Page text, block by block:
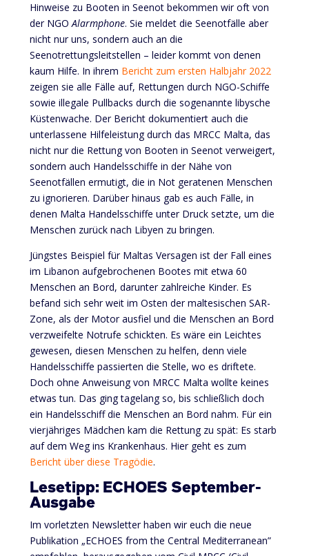
Hinweise zu Booten in Seenot bekommen wir oft von
der NGOAlarmphone. Sie meldet die Seenotfälle aber
nicht nur uns, sondern auch an die
Seenotrettungsleitstellen – leider kommt von denen
kaum Hilfe. In ihrem Bericht zum ersten Halbjahr 2022
zeigen sie alle Fälle auf, Rettungen durch NGO-Schiffe
sowie illegale Pullbacks durch die sogenannte libysche
Küstenwache. Der Bericht dokumentiert auch die
unterlassene Hilfeleistung durch das MRCC Malta, das
nicht nur die Rettung von Booten in Seenot verweigert,
sondern auch Handelsschiffe in der Nähe von
Seenotfällen ermutigt, die in Not geratenen Menschen
zu ignorieren. Darüber hinaus gab es auch Fälle, in
denen Malta Handelsschiffe unter Druck setzte, um die
Menschen zurück nach Libyen zu bringen.
Jüngstes Beispiel für Maltas Versagen ist der Fall eines
im Libanon aufgebrochenen Bootes mit etwa 60
Menschen an Bord, darunter zahlreiche Kinder. Es
befand sich sehr weit im Osten der maltesischen SAR-
Zone, als der Motor ausfiel und die Menschen an Bord
verzweifelte Notrufe schickten. Es wäre ein Leichtes
gewesen, diesen Menschen zu helfen, denn viele
Handelsschiffe passierten die Stelle, wo es driftete.
Doch ohne Anweisung von MRCC Malta wollte keines
etwas tun. Das ging tagelang so, bis schließlich doch
ein Handelsschiff die Menschen an Bord nahm. Für ein
vierjähriges Mädchen kam die Rettung zu spät: Es starb
auf dem Weg ins Krankenhaus. Hier geht es zum
Bericht über diese Tragödie.
Lesetipp: ECHOES September-
Ausgabe
Im vorletzten Newsletter haben wir euch die neue
Publikation „ECHOES from the Central Mediterranean”